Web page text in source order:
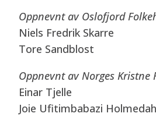
Oppnevnt av Oslofjord
Niels Fredrik Skarre
Tore Sandblost
Oppnevnt av Norges Kristne
Einar Tjelle
Joie Ufitimbabazi